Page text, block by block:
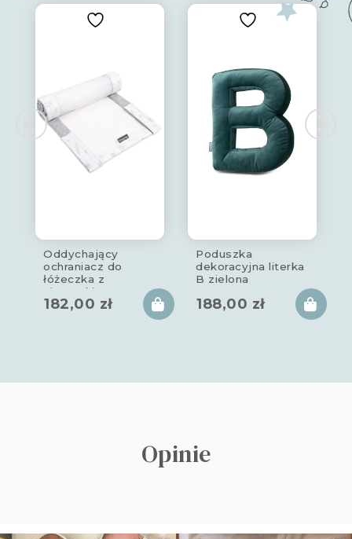
Oddychający
ochraniacz do
łóżeczka z
siateczki star
copse 180x30cm
182,00 zł
Poduszka
dekoracyjna literka
B zielona
188,00 zł
Opinie